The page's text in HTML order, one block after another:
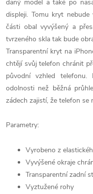
daný model a také po
displeji. Tomu kryt
části obal vyvýšený a
tvrzeného skla tak bude
Transparentní kryt na
chtějí svůj telefon chránit
původní vzhled
odolnosti než běžná
zádech zajistí, že telefon
Parametry:
Vyrobeno z
Vyvýšené okraje
Transparentní zadní
Vyztužené rohy